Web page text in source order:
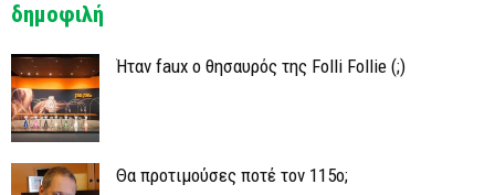
δημοφιλή
Ήταν faux ο θησαυρός της Folli Follie (;)
Θα προτιμούσες ποτέ τον 115ο;